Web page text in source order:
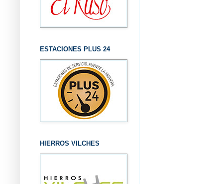
ESTACIONES PLUS 24
HIERROS VILCHES